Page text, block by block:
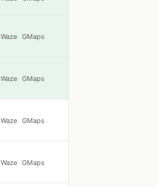
Waze GMaps
Waze GMaps
Waze GMaps
Waze GMaps